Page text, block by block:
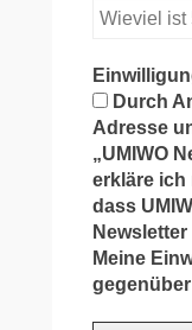
Durch
Adresse
„UMIWO
erkläre ich
dass
Meine